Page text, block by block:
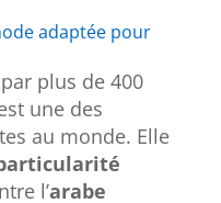
adaptée pour
plus de 400
une des
au monde. Elle
l’arabe